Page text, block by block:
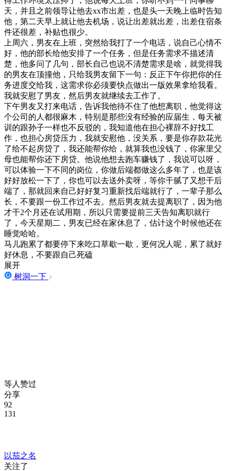
天，并且之前领导让他去xx市出差，也是头一天晚上临时告知
他，第二天早上就让他去机场，说让出差就出差，出差住宿条
件还很差，补贴也很少。
上周六，男友在上班，突然给我打了一个电话，说自己心情不
好，他的部长给他安排了一个任务，但是任务需求不描述清
楚，他多问了几句，部长自己也说不清楚需求是啥，就觉得我
的男友在顶撞他，只给我男友留下一句：反正下午你把你的任
务进度交给我，这需求你必须要快点做出一版效果拿给我看。
我就安慰了男友，然后男友就继续去工作了。
下午男友又打来电话，告诉我他待不住了他想离职，他觉得这
个公司的人都很麻木，特别是那些没有经验的应届生，每天被
训的跟孙子一样也不反驳的，我知道他在担心裸辞不好找工
作，也担心房贷压力，我就安慰他，没关系，要是你存款花光
了给不起房贷了，我还能帮你给，就算我也没钱了，你家里父
母也能帮你还下房贷。他说他想去跑车赚钱了，我说可以呀，
可以体验一下不同的岗位，你做后端都做这么多年了，也是该
好好放松一下了，你也可以去送外卖呀，等你干腻了又想干后
端了，那就回来自己好好复习重新找后端就行了，一辈子那么
长，不要跟一份工作过不去。然后男友就去提离职了，因为他
才干2个月还在试用期，所以只需要提前三天告知离职就行
了，今天星期二，男友已经在家休息了，估计这个时候他还在
睡觉哈哈。
马儿跑累了都要停下来吃口草歇一歇，更何况人呢，累了就好
好休息，不要跟自己死磕
展开
树洞一下
等人赞过
分享
92
131
以茄之名
关注了